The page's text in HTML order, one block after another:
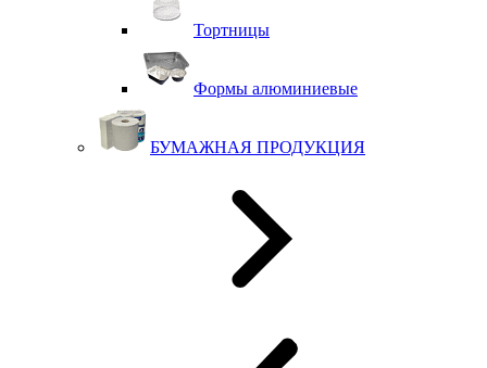
Тортницы
Формы алюминиевые
БУМАЖНАЯ ПРОДУКЦИЯ